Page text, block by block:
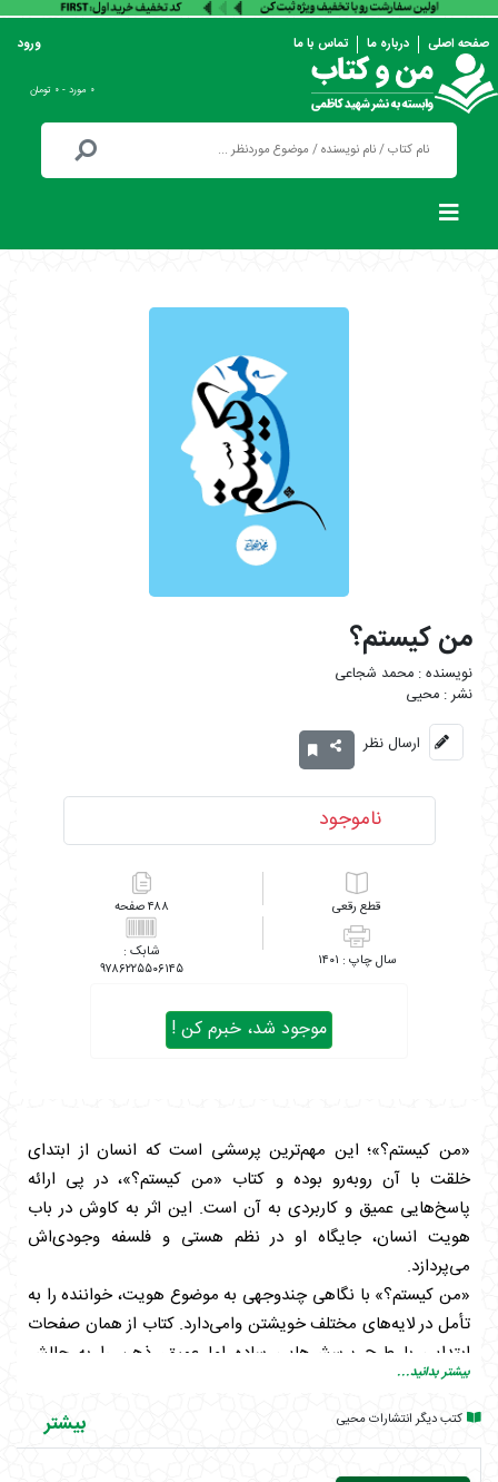
صفحه اصلی درباره ما تماس با ما ورود
۰ مورد - ۰ تومان
من کیستم؟
محمد شجاعی
محیی
ارسال نظر
ناموجود
رقعی ۴۸۸
۱۴۰۱ ۹۷۸۶۲۲۵۵۰۶۱۴۵
موجود شد، خبرم کن !
«من کیستم؟»؛ این مهم‌ترین پرسشی است که انسان از ابتدای
خلقت با آن رو‌به‌رو بوده و کتاب «من کیستم؟»، در پی ارائه
پاسخ‌هایی عمیق و کاربردی به آن است. این اثر به کاوش در باب
هویت انسان، جایگاه او در نظم هستی و فلسفه وجودی‌اش
می‌پردازد.
«من کیستم؟» با نگاهی چندوجهی به موضوع هویت، خواننده را به
تأمل در لایه‌های مختلف خویشتن وا‌می‌دارد. کتاب از همان صفحات
ابتدایی با طرح پرسش‌هایی ساده اما عمیق، ذهن را به چالش
می‌کشد: من از کجا آمده‌ام؟ چه چیزی مرا تعریف می‌کند؟ آیا هویتم
در نقش‌های اجتماعی‌ام نهفته است یا در چیزی فراتر از آن؟ نویسنده
با ظرافت تمام، از فلسفه، معنویت و تجربه‌های انسانی بهره می‌گیرد
بیشتر بدانید...
کتب دیگر انتشارات محیی بیشتر